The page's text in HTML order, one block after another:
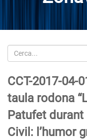
Cerca
CCT-2017-04-
taula rodona
Patufet durant
Civil: l’humor